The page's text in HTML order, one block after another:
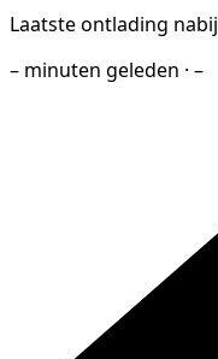
Laatste ontlading nabij
– minuten geleden · –